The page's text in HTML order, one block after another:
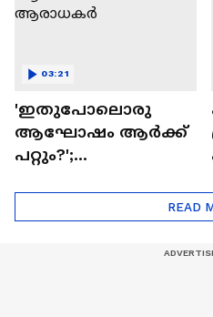
'ഇതുപോലൊരു
ആഘോഷം ആർക്ക്
പറ്റും?';
പ്രീമിയർ ലീ​ഗ് കിരീട
നേട്ടം
03:21
READ